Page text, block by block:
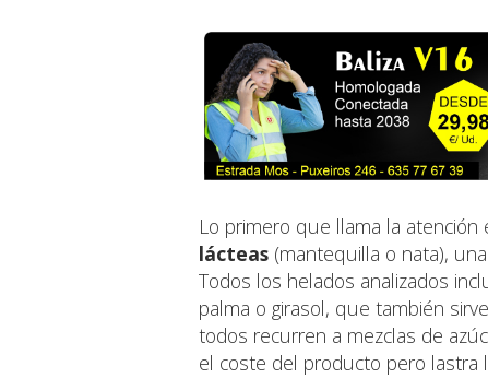
Lo primero que llama la atención
lácteas (mantequilla o nata),
Todos los helados analizados
palma o girasol, que también
todos recurren a mezclas de
el coste del producto pero lastra